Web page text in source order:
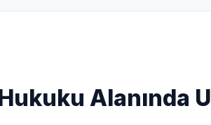
Alanında